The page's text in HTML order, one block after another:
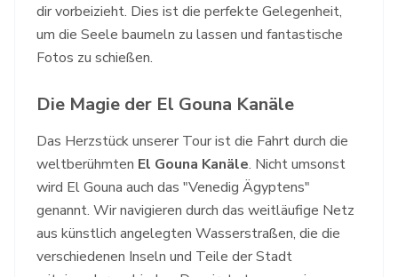
dir vorbeizieht. Dies ist die perfekte Gelegenheit,
um die Seele baumeln zu lassen und fantastische
Fotos zu schießen.
Die Magie der El Gouna Kanäle
Das Herzstück unserer Tour ist die Fahrt durch die
weltberühmten El Gouna Kanäle. Nicht umsonst
wird El Gouna auch das "Venedig Ägyptens"
genannt. Wir navigieren durch das weitläufige Netz
aus künstlich angelegten Wasserstraßen, die die
verschiedenen Inseln und Teile der Stadt